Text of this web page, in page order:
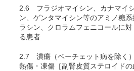
2.6 フラジオマイシン、カナマイ
ン、ゲンタマイシン等のアミノ糖
ラシン、クロラムフェニコールに
る患者
2.7 潰瘍（ベーチェット病を除く
熱傷・凍傷［副腎皮質ステロイド